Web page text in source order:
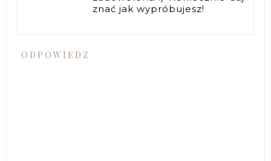
znać jak wypróbujesz!
ODPOWIEDZ